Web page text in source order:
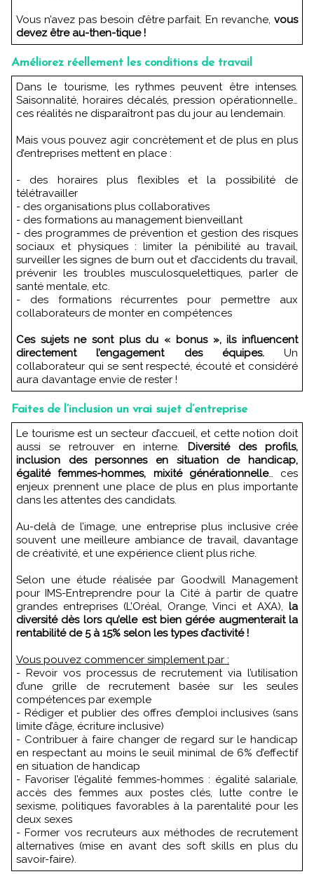
Vous n’avez pas besoin d’être parfait. En revanche, vous
devez être au-then-tique !
Améliorez réellement les conditions de travail
Dans le tourisme, les rythmes peuvent être intenses.
Saisonnalité, horaires décalés, pression opérationnelle…
ces réalités ne disparaîtront pas du jour au lendemain.
Mais vous pouvez agir concrètement et de plus en plus
d’entreprises mettent en place :
- des horaires plus flexibles et la possibilité de
télétravailler
- des organisations plus collaboratives
- des formations au management bienveillant
- des programmes de prévention et gestion des risques
sociaux et physiques : limiter la pénibilité au travail,
surveiller les signes de burn out et d’accidents du travail,
prévenir les troubles musculosquelettiques, parler de
santé mentale, etc.
- des formations récurrentes pour permettre aux
collaborateurs de monter en compétences
Ces sujets ne sont plus du « bonus », ils influencent
directement l’engagement des équipes.Un
collaborateur qui se sent respecté, écouté et considéré
aura davantage envie de rester !
Faites de l’inclusion un vrai sujet d’entreprise
Le tourisme est un secteur d’accueil, et cette notion doit
aussi se retrouver en interne. Diversité des profils,
inclusion des personnes en situation de handicap,
égalité femmes-hommes, mixité générationnelle… ces
enjeux prennent une place de plus en plus importante
dans les attentes des candidats.
Au-delà de l’image, une entreprise plus inclusive crée
souvent une meilleure ambiance de travail, davantage
de créativité, et une expérience client plus riche.
Selon une étude réalisée par Goodwill Management
pour IMS-Entreprendre pour la Cité à partir de quatre
grandes entreprises (L’Oréal, Orange, Vinci et AXA), la
diversité dès lors qu’elle est bien gérée augmenterait la
rentabilité de 5 à 15% selon les types d’activité !
Vous pouvez commencer simplement par :
- Revoir vos processus de recrutement via l’utilisation
d’une grille de recrutement basée sur les seules
compétences par exemple
- Rédiger et publier des offres d’emploi inclusives (sans
limite d’âge, écriture inclusive)
- Contribuer à faire changer de regard sur le handicap
en respectant au moins le seuil minimal de 6% d’effectif
en situation de handicap
- Favoriser l’égalité femmes-hommes : égalité salariale,
accès des femmes aux postes clés, lutte contre le
sexisme, politiques favorables à la parentalité pour les
deux sexes
- Former vos recruteurs aux méthodes de recrutement
alternatives (mise en avant des soft skills en plus du
savoir-faire).